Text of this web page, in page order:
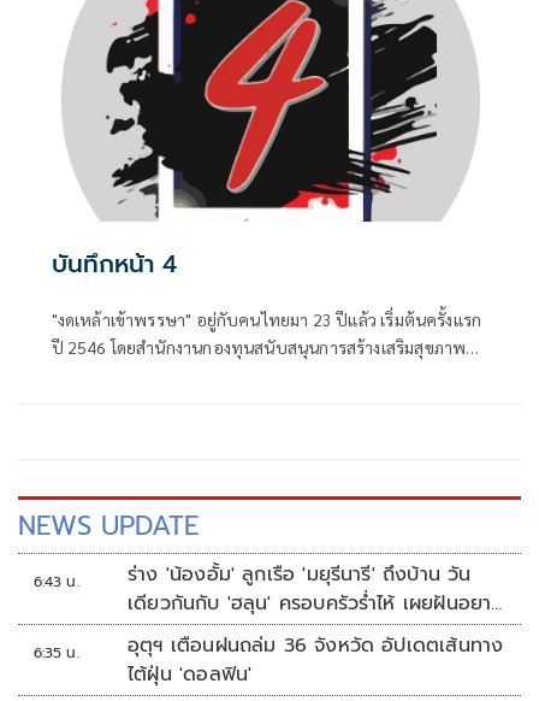
บันทึกหน้า 4
"งดเหล้าเข้าพรรษา" อยู่กับคนไทยมา 23 ปีแล้ว เริ่มต้นครั้งแรก
ปี 2546 โดยสำนักงานกองทุนสนับสนุนการสร้างเสริมสุขภาพ
NEWS UPDATE
6:43 น.
ร่าง 'น้องอั้ม' ลูกเรือ 'มยุรีนารี' ถึงบ้าน วัน
เดียวกันกับ 'ฮลุน' ครอบครัวร่ำไห้ เผยฝันอยาก
เป็นทหารเรือ
6:35 น.
อุตุฯ เตือนฝนถล่ม 36 จังหวัด อัปเดตเส้นทาง
ไต้ฝุ่น 'ดอลฟิน'